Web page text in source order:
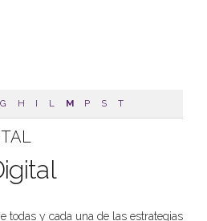
G H I L M P S T
todas y cada una de las estrategias